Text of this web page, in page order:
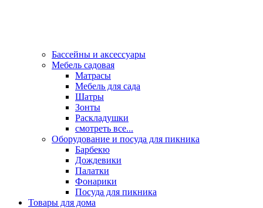
Бассейны и аксессуары
Мебель садовая
Матрасы
Мебель для сада
Шатры
Зонты
Раскладушки
смотреть все...
Оборудование и посуда для пикника
Барбекю
Дождевики
Палатки
Фонарики
Посуда для пикника
Товары для дома